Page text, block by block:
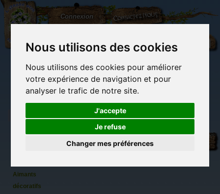
Nous utilisons des cookies
Nous utilisons des cookies pour améliorer
votre expérience de navigation et pour
analyser le trafic de notre site.
J'accepte
Je refuse
Changer mes préférences
L'Arbre
aux
100.000
Connexion Contactez-nous
(vide)
Librairie des
Carterie
originale
Activités
détente et jeux
Objets déco et
Aimants
décoratifs